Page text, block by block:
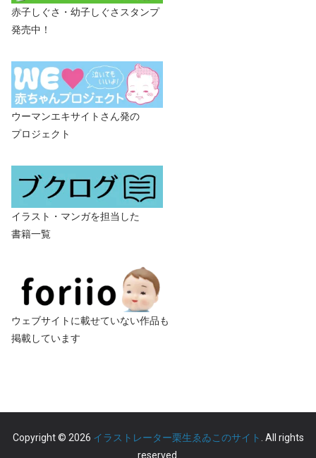
赤子しぐさ・幼子しぐさスタンプ
発売中！
ウーマンエキサイトさん発の
プロジェクト
イラスト・マンガを担当した
書籍一覧
ウェブサイトに載せていない作品も
掲載しています
Copyright © 2026 イラストレーター栗生ゑゐこのサイト . All rights
reserved.